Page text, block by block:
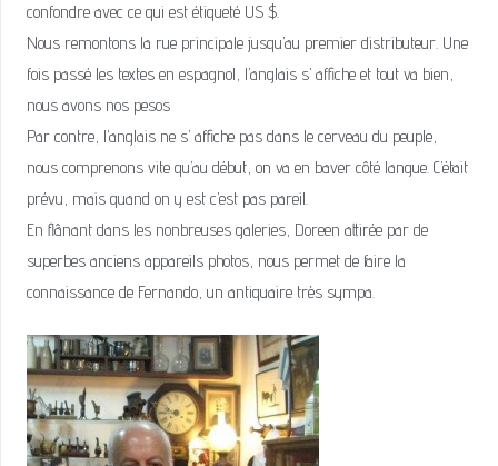
confondre avec ce qui est étiqueté US $.
Nous remontons la rue principale jusqu’au premier distributeur. Une
fois passé les textes en espagnol, l’anglais s’ affiche et tout va bien,
nous avons nos pesos
Par contre, l’anglais ne s’ affiche pas dans le cerveau du peuple,
nous comprenons vite qu’au début, on va en baver côté langue. C’était
prévu, mais quand on y est c’est pas pareil.
En flânant dans les nonbreuses galeries, Doreen attirée par de
superbes anciens appareils photos, nous permet de faire la
connaissance de Fernando, un antiquaire très sympa.